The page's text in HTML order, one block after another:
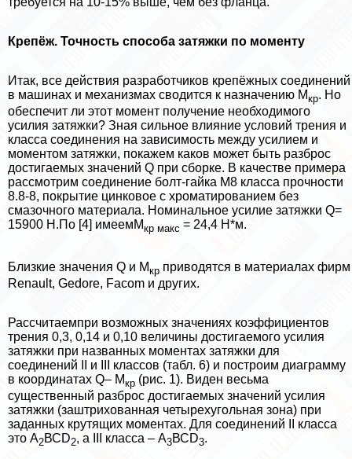
Крепёж. Точность способа затяжки по моменту
Итак, все действия разработчиков крепёжных соединений
в машинах и механизмах сводится к назначению Мкр. Но
обеспечит ли этот момент получение необходимого
усилия затяжки? Зная сильное влияние условий трения и
класса соединения на зависимость между усилием и
моментом затяжки, покажем каков может быть разброс
достигаемых значений Q при сборке. В качестве примера
рассмотрим соединение болт-гайка М8 класса прочности
8.8-8, покрытие цинковое с хроматированием без
смaзoчного материала. Номинальное усилие затяжки Q=
15900 Н.По [4] имеемМкр макс = 24,4 Н*м.
Близкие значения Q и Мкр приводятся в материалах фирм
Renault, Gedore, Facom и других.
Рассчитаемпри возможных значениях коэффициентов
трения 0,3, 0,14 и 0,10 величины достигаемого усилия
затяжки при названных моментах затяжки для
соединений II и III классов (табл. 6) и построим диаграмму
в координатах Q– Мкр (рис. 1). Виден весьма
существенный разброс достигаемых значений усилия
затяжки (заштрихованная четырехугольная зона) при
заданных крутящих моментах. Для соединений II класса
это А2ВСD2, а III класса – А3ВСD3.